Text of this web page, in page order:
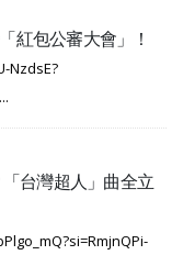
紅包公審大會」！
NzdsE?
台灣超人」曲全立